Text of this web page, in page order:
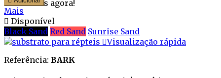
escamosos agora!
Mais
 Disponível
Black Sand Red Sand Sunrise Sand
Visualização rápida
Referência: BARK